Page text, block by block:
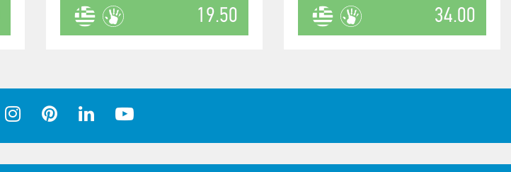
19.50 34.00